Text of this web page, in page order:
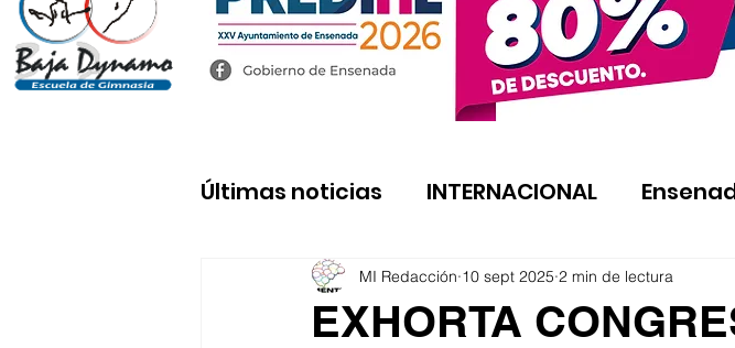
Últimas noticias INTERNACIONAL
EXHORTA
MI Redacción 10 sept 2025 2 min de lectura